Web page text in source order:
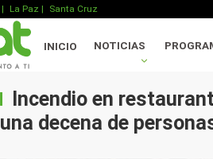
| La Paz | Santa Cruz
INICIO NOTICIAS
Incendio en
una decena de